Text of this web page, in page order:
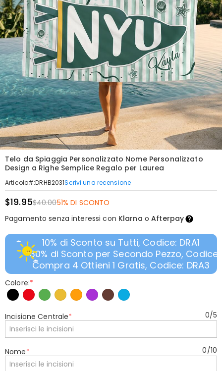
Telo da Spiaggia Personalizzato Nome Personalizzato
Design a Righe Semplice Regalo per Laurea
Articolo#:DRHB2031Scrivi una recensione
$19.95$40.0051% DI SCONTO
Pagamento senza interessi con Klarna oAfterpay
10% di Sconto su Tutti, Codice: DRA1
30% di Sconto per Secondo Pezzo, Codice:
Compra 4 Ottieni 1 Gratis, Codice: DRA3
Colore:*
Incisione Centrale* 0/5
Nome* 0/10